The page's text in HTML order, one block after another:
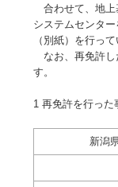
合わせて、地上
システムセンタ
（別紙）を行って
なお、再免許し
す。
1 再免許を行った
新潟